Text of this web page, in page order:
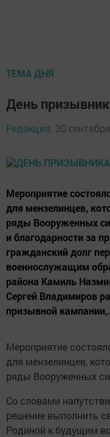
ТЕМА ДНЯ
День
Редакция, 30
Мероприятие
для мензелинцев,
ряды Вооруженных
и благодарности за
гражданский долг
военнослужащим
района Камиль
Сергей Владимиров
призывной
Мероприятие
для мензелинцев,
ряды Вооруженных
Со словами
решение выполнить
Родиной к будущим